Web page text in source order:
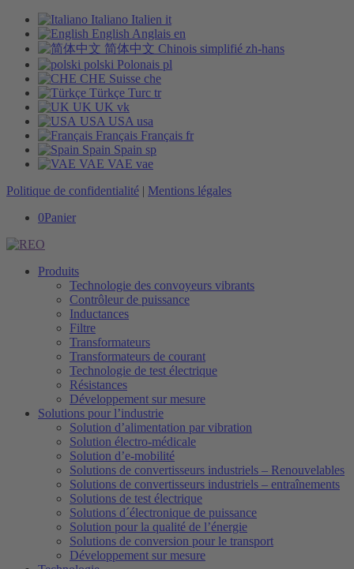
Italiano Italien it
English Anglais en
简体中文 Chinois simplifié zh-hans
polski Polonais pl
CHE Suisse che
Türkçe Turc tr
UK UK vk
USA USA usa
Français Français fr
Spain Spain sp
VAE VAE vae
Politique de confidentialité | Mentions légales
0Panier
Produits
Technologie des convoyeurs vibrants
Contrôleur de puissance
Inductances
Filtre
Transformateurs
Transformateurs de courant
Technologie de test électrique
Résistances
Développement sur mesure
Solutions pour l’industrie
Solution d’alimentation par vibration
Solution électro-médicale
Solution d’e-mobilité
Solutions de convertisseurs industriels – Renouvelables
Solutions de convertisseurs industriels – entraînements
Solutions de test électrique
Solutions d´électronique de puissance
Solution pour la qualité de l’énergie
Solutions de conversion pour le transport
Développement sur mesure